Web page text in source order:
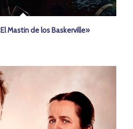
Mastin de los Baskerville»